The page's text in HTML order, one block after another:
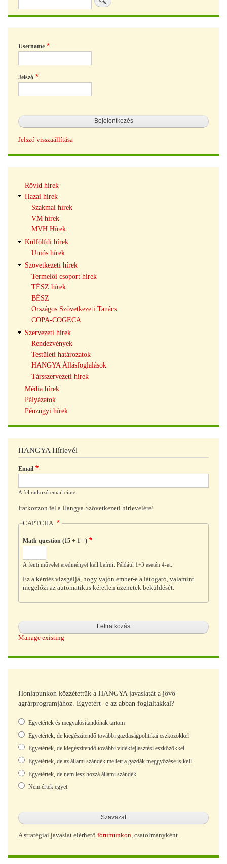
Username
Jelszó
Jelszó visszaállítása
navigáció
Rövid hírek
Hazai hírek
Szakmai hírek
VM hírek
MVH Hírek
Külfölfdi hírek
Uniós hírek
Szövetkezeti hírek
Termelői csoport hírek
TÉSZ hírek
BÉSZ
Országos Szövetkezeti Tanács
COPA-COGECA
Szervezeti hírek
Rendezvények
Testületi határozatok
HANGYA Állásfoglalások
Társszervezeti hírek
Média hírek
Pályázatok
Pénzügyi hírek
HANGYA Hírlevél
Email
A feliratkozó email címe.
Iratkozzon fel a Hangya Szövetkezeti hírlevelére!
CAPTCHA
Math question (15 + 1 =)
A fenti művelet eredményét kell beírni. Például 1+3 esetén 4-et.
Ez a kérdés vizsgálja, hogy vajon ember-e a látogató, valamint
megelőzi az automatikus kéretlen üzenetek beküldését.
Manage existing
Honlapunkon közzétettük a HANGYA javaslatát a jövő
agrárprogramjához. Egyetért- e az abban foglaltakkal?
Választások
Egyetértek és megvalósítandónak tartom
Egyetértek, de kiegészítendő további gazdaságpolitikai eszközökkel
Egyetértek, de kiegészítendő további vidékfejlesztési eszközökkel
Egyetértek, de az állami szándék mellett a gazdák meggyőzése is kell
Egyetértek, de nem lesz hozzá állami szándék
Nem értek egyet
A stratégiai javaslat elérhető fórumunkon, csatolmányként.